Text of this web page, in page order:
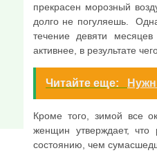
прекрасен морозный
долго не погуляешь.
течение девяти
активнее, в результате
Читайте еще:
Кроме того, зимой все
женщин утверждает, что
состоянию, чем